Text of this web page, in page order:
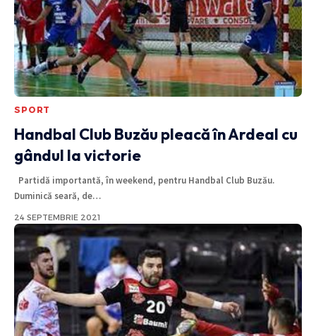
SPORT
Handbal Club Buzău pleacă în Ardeal cu
gândul la victorie
Partidă importantă, în weekend, pentru Handbal Club Buzău.
Duminică seară, de…
24 SEPTEMBRIE 2021